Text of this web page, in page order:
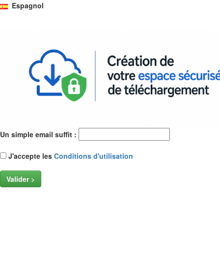
Espagnol
Un simple email suffit :
J'accepte les Conditions d'utilisation
Valider >